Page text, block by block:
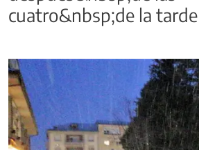
cuatro&nbsp;de la tarde